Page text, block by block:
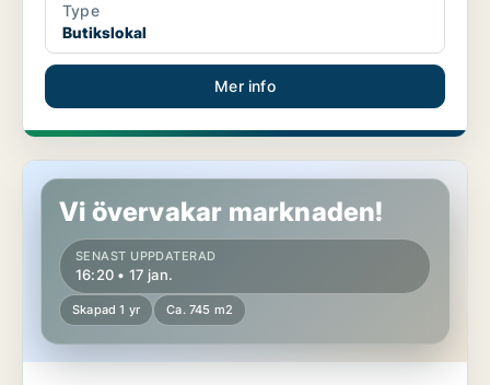
Type
Butikslokal
Mer info
Butikslokal i Västra Götaland
Vi övervakar marknaden!
SENAST UPPDATERAD
16:20 • 17 jan.
Skapad 1 yr Ca. 745 m2